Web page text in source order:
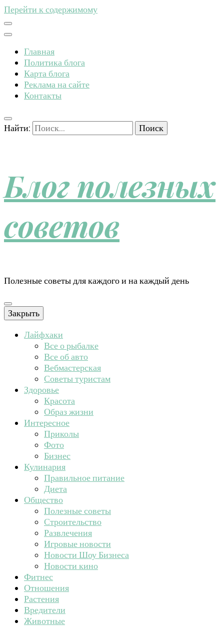
Перейти к содержимому
Главная
Политика блога
Карта блога
Реклама на сайте
Контакты
Найти:
Блог полезных
советов
Полезные советы для каждого и на каждый день
Закрыть
Лайфхаки
Все о рыбалке
Все об авто
Вебмастерская
Советы туристам
Здоровье
Красота
Образ жизни
Интересное
Приколы
Фото
Бизнес
Кулинария
Правильное питание
Диета
Общество
Полезные советы
Строительство
Развлечения
Игровые новости
Новости Шоу Бизнеса
Новости кино
Фитнес
Отношения
Растения
Вредители
Животные